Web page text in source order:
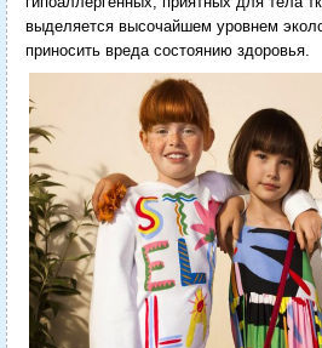
выделяется высочайшем уровнем
приносить вреда состоянию здоровья.